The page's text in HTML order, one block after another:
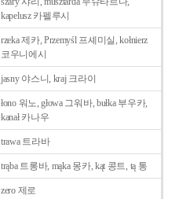
kapelusz 카펠루시
rzeka 제카, Przemyśl 프셰미실, kołnierz
코우니에시
jasny 야스니, kraj 크라이
łono 워노, głowa 그워바, bułka 부우카,
kanał 카나우
trawa 트라바
trąba 트롱바, mąka 몽카, kąt 콩트, tą 통
zero 제로